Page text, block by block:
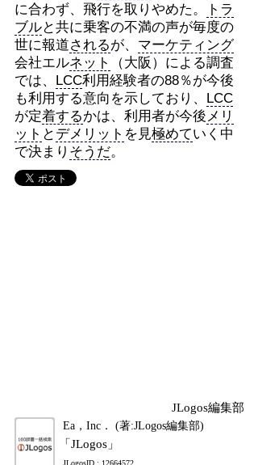
に合わず、飛行を取りやめた。
トラ
ブルと共に乗客の不満の声が毎度の
世に報道されるが、 マーケティング
会社エルネット
（大阪）による調査
では、 LCC利用経験者の88％が今後
も利用する意向を示しており、 LCC
が定着するかは、利用者が今後メリ
ット と デメリット を見極めていく中
で決まり そうだ。
JLogos編集部
Ea，Inc． (著:JLogos編集部)
「JLogos」
JLogosID : 12664572